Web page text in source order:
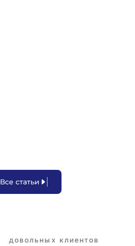
Все статьи
довольных клиентов